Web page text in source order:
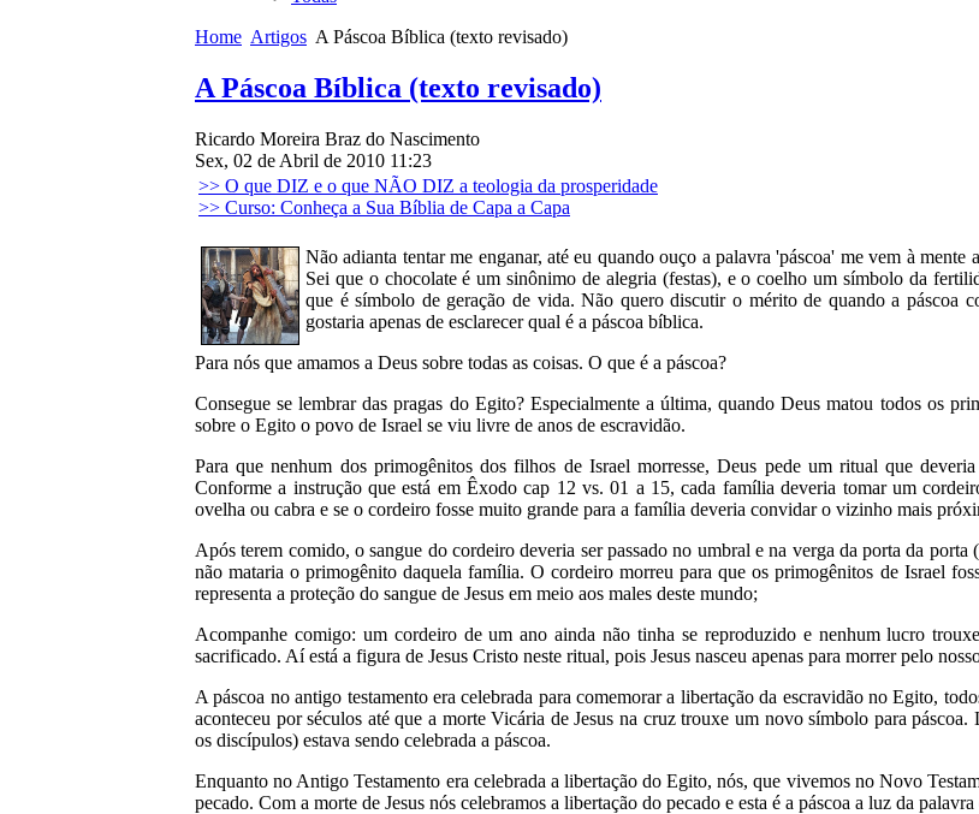
Home Artigos A Páscoa Bíblica (texto revisado)
A Páscoa Bíblica (texto revisado)
Ricardo Moreira Braz do Nascimento
Sex, 02 de Abril de 2010 11:23
>> O que DIZ e o que NÃO DIZ a teologia da prosperidade
>> Curso: Conheça a Sua Bíblia de Capa a Capa
Não adianta tentar me enganar, até eu quando ouço a palavra 'páscoa' me vem à
Sei que o chocolate é um sinônimo de alegria (festas), e o coelho um símbolo da
que é símbolo de geração de vida. Não quero discutir o mérito de quando a páscoa
gostaria apenas de esclarecer qual é a páscoa bíblica.
Para nós que amamos a Deus sobre todas as coisas. O que é a páscoa?
Consegue se lembrar das pragas do Egito? Especialmente a última, quando Deus matou todos os
sobre o Egito o povo de Israel se viu livre de anos de escravidão.
Para que nenhum dos primogênitos dos filhos de Israel morresse, Deus pede um ritual que
Conforme a instrução que está em Êxodo cap 12 vs. 01 a 15, cada família deveria tomar um
ovelha ou cabra e se o cordeiro fosse muito grande para a família deveria convidar o vizinho mais
Após terem comido, o sangue do cordeiro deveria ser passado no umbral e na verga da porta da porta
não mataria o primogênito daquela família. O cordeiro morreu para que os primogênitos de Israel
representa a proteção do sangue de Jesus em meio aos males deste mundo;
Acompanhe comigo: um cordeiro de um ano ainda não tinha se reproduzido e nenhum lucro
sacrificado. Aí está a figura de Jesus Cristo neste ritual, pois Jesus nasceu apenas para morrer pelo
A páscoa no antigo testamento era celebrada para comemorar a libertação da escravidão no Egito,
aconteceu por séculos até que a morte Vicária de Jesus na cruz trouxe um novo símbolo para
os discípulos) estava sendo celebrada a páscoa.
Enquanto no Antigo Testamento era celebrada a libertação do Egito, nós, que vivemos no Novo
pecado. Com a morte de Jesus nós celebramos a libertação do pecado e esta é a páscoa a luz da